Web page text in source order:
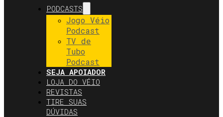
PODCASTS
Jogo Véio
Podcast
TV de
Tubo
Podcast
SEJA APOIADOR
LOJA DO VÉIO
REVISTAS
TIRE SUAS
DÚVIDAS